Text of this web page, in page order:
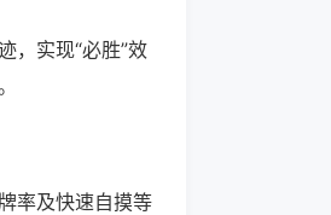
，实现“必胜”效
率及快速自摸等